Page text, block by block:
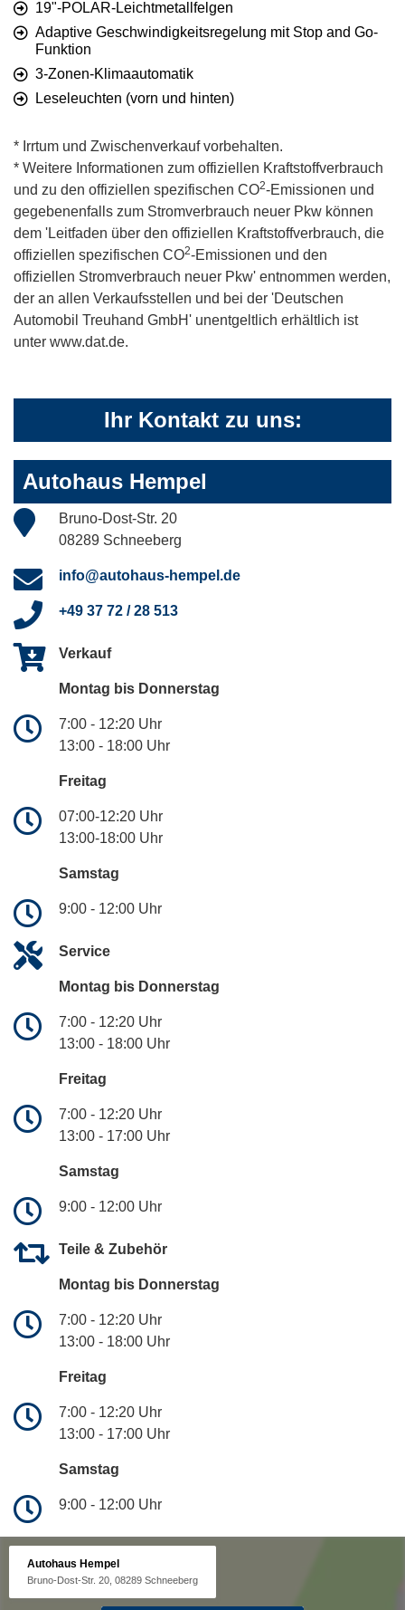
19"-POLAR-Leichtmetallfelgen
Adaptive Geschwindigkeitsregelung mit Stop and Go-
Funktion
3-Zonen-Klimaautomatik
Leseleuchten (vorn und hinten)
* Irrtum und Zwischenverkauf vorbehalten.
* Weitere Informationen zum offiziellen Kraftstoffverbrauch
und zu den offiziellen spezifischen CO2-Emissionen und
gegebenenfalls zum Stromverbrauch neuer Pkw können
dem 'Leitfaden über den offiziellen Kraftstoffverbrauch, die
offiziellen spezifischen CO2-Emissionen und den
offiziellen Stromverbrauch neuer Pkw' entnommen werden,
der an allen Verkaufsstellen und bei der 'Deutschen
Automobil Treuhand GmbH' unentgeltlich erhältlich ist
unter www.dat.de.
Ihr Kontakt zu uns:
Autohaus Hempel
Bruno-Dost-Str. 20
08289 Schneeberg
info@autohaus-hempel.de
+49 37 72 / 28 513
Verkauf
Montag bis Donnerstag
7:00 - 12:20 Uhr
13:00 - 18:00 Uhr
Freitag
07:00-12:20 Uhr
13:00-18:00 Uhr
Samstag
9:00 - 12:00 Uhr
Service
Montag bis Donnerstag
7:00 - 12:20 Uhr
13:00 - 18:00 Uhr
Freitag
7:00 - 12:20 Uhr
13:00 - 17:00 Uhr
Samstag
9:00 - 12:00 Uhr
Teile & Zubehör
Montag bis Donnerstag
7:00 - 12:20 Uhr
13:00 - 18:00 Uhr
Freitag
7:00 - 12:20 Uhr
13:00 - 17:00 Uhr
Samstag
9:00 - 12:00 Uhr
Autohaus Hempel
Bruno-Dost-Str. 20, 08289 Schneeberg